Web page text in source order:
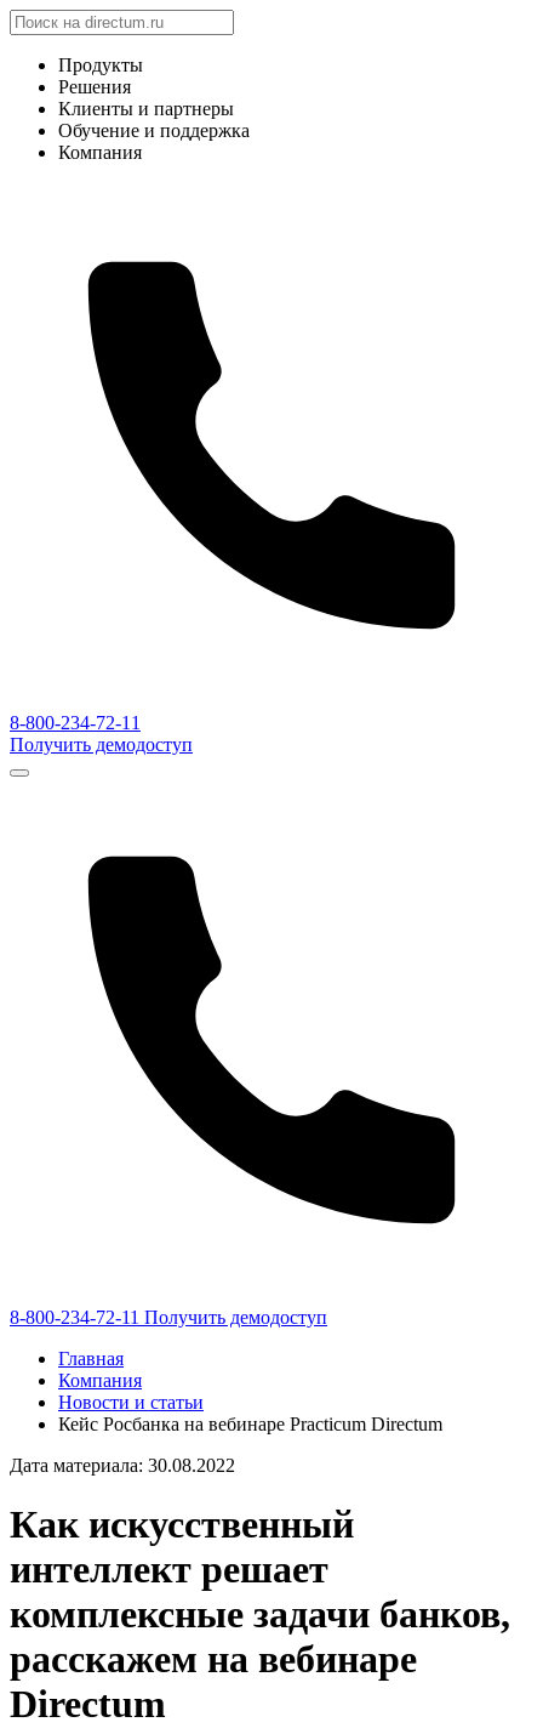
Продукты
Решения
Клиенты и партнеры
Обучение и поддержка
Компания
8-800-234-72-11
Получить демодоступ
8-800-234-72-11 Получить демодоступ
Главная
Компания
Новости и статьи
Кейс Росбанка на вебинаре Practicum Directum
Дата материала: 30.08.2022
Как искусственный
интеллект решает
комплексные задачи банков,
расскажем на вебинаре
Directum